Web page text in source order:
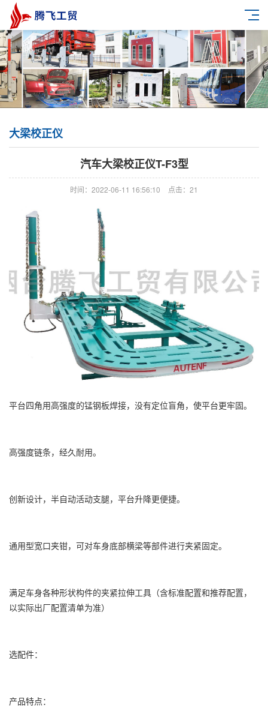
大梁校正仪
汽车大梁校正仪T-F3型
时间：2022-06-11 16:56:10 点击：21
平台四角用高强度的锰钢板焊接，没有定位盲角，使平台更牢固。
高强度链条，经久耐用。
创新设计，半自动活动支腿，平台升降更便捷。
通用型宽口夹钳，可对车身底部横梁等部件进行夹紧固定。
满足车身各种形状构件的夹紧拉伸工具（含标准配置和推荐配置，
以实际出厂配置清单为准）
选配件：
产品特点：